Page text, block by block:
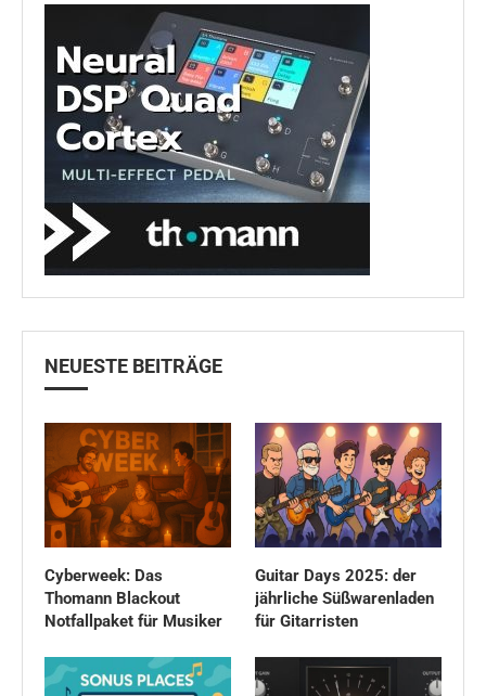
NEUESTE BEITRÄGE
Cyberweek: Das
Thomann Blackout
Notfallpaket für Musiker
Guitar Days 2025: der
jährliche Süßwarenladen
für Gitarristen